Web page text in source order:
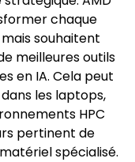
chaque
mais souhaitent
meilleures outils
en IA. Cela peut
les laptops,
HPC
pertinent de
spécialisé.